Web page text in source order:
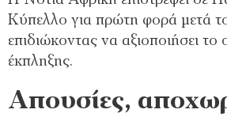
Κύπελλο για πρώτη φορά μετά
επιδιώκοντας να αξιοποιήσει το
έκπληξης.
Απουσίες,